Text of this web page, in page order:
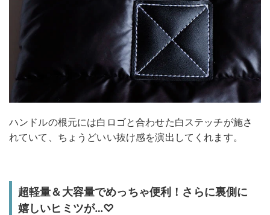
ハンドルの根元には白ロゴと合わせた白ステッチが施さ
れていて、ちょうどいい抜け感を演出してくれます。
超軽量＆大容量でめっちゃ便利！さらに裏側に
嬉しいヒミツが…♡